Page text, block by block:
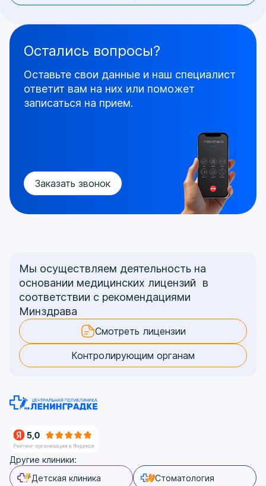
Заказать звонок
Остались вопросы?
Оставьте свои данные и наш специалист
ответит вам на них или поможет
записаться на прием.
Мы осуществляем деятельность на
основании медицинских лицензий в
соответствии с рекомендациями
Минздрава
Смотреть лицензии
Контролирующим органам
Другие клиники:
Детская клиника
Стоматология